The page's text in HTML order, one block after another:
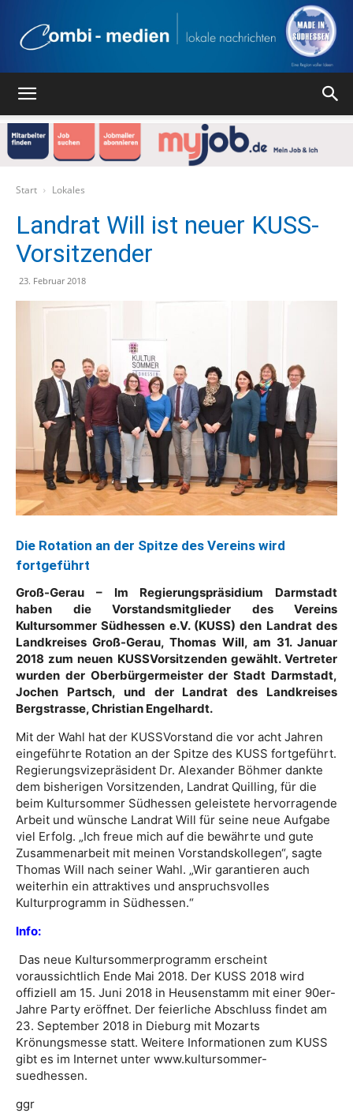
Start Lokales
Landrat Will ist neuer KUSS-
Vorsitzender
23. Februar 2018
Die Rotation an der Spitze des Vereins wird
fortgeführt
Groß-Gerau – Im Regierungspräsidium Darmstadt
haben die Vorstandsmitglieder des Vereins
Kultursommer Südhessen e.V. (KUSS) den Landrat des
Landkreises Groß-Gerau, Thomas Will, am 31. Januar
2018 zum neuen KUSSVorsitzenden gewählt. Vertreter
wurden der Oberbürgermeister der Stadt Darmstadt,
Jochen Partsch, und der Landrat des Landkreises
Bergstrasse, Christian Engelhardt.
Mit der Wahl hat der KUSSVorstand die vor acht Jahren
eingeführte Rotation an der Spitze des KUSS fortgeführt.
Regierungsvizepräsident Dr. Alexander Böhmer dankte
dem bisherigen Vorsitzenden, Landrat Quilling, für die
beim Kultursommer Südhessen geleistete hervorragende
Arbeit und wünsche Landrat Will für seine neue Aufgabe
viel Erfolg. „Ich freue mich auf die bewährte und gute
Zusammenarbeit mit meinen Vorstandskollegen“, sagte
Thomas Will nach seiner Wahl. „Wir garantieren auch
weiterhin ein attraktives und anspruchsvolles
Kulturprogramm in Südhessen.“
Info:
Das neue Kultursommerprogramm erscheint
voraussichtlich Ende Mai 2018. Der KUSS 2018 wird
offiziell am 15. Juni 2018 in Heusenstamm mit einer 90er-
Jahre Party eröffnet. Der feierliche Abschluss findet am
23. September 2018 in Dieburg mit Mozarts
Krönungsmesse statt. Weitere Informationen zum KUSS
gibt es im Internet unter www.kultursommer-
suedhessen.
ggr